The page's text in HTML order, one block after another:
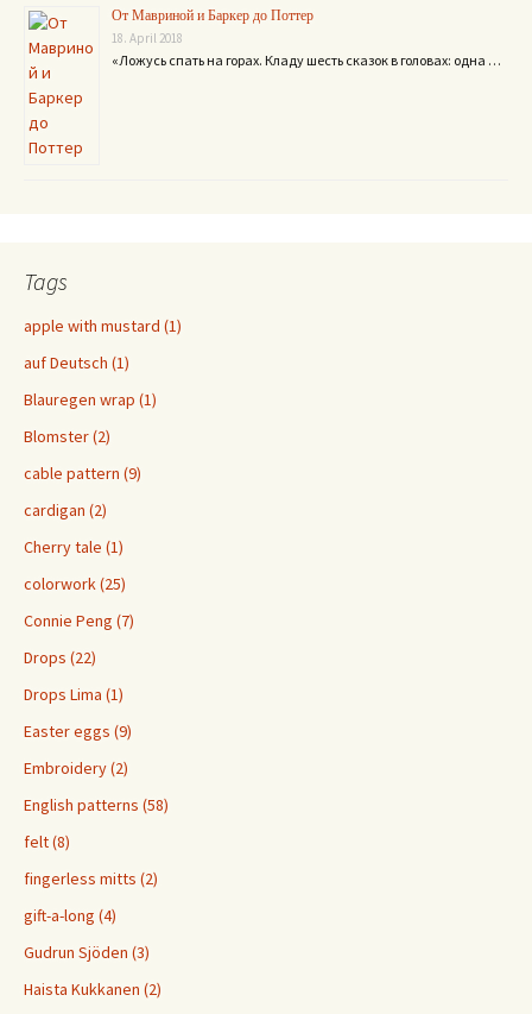
От Мавриной и Баркер до Поттер
18. April 2018
«Ложусь спать на горах. Кладу шесть сказок в головах: одна …
Tags
apple with mustard (1)
auf Deutsch (1)
Blauregen wrap (1)
Blomster (2)
cable pattern (9)
cardigan (2)
Cherry tale (1)
colorwork (25)
Connie Peng (7)
Drops (22)
Drops Lima (1)
Easter eggs (9)
Embroidery (2)
English patterns (58)
felt (8)
fingerless mitts (2)
gift-a-long (4)
Gudrun Sjöden (3)
Haista Kukkanen (2)